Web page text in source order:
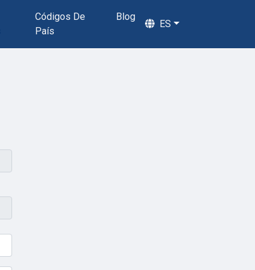
Códigos De
País
Blog
ES